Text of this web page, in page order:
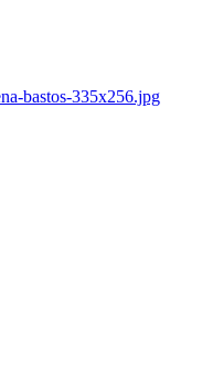
bastos-335x256.jpg